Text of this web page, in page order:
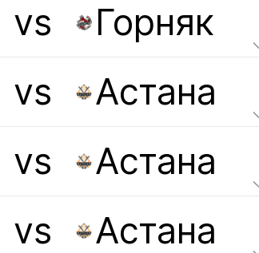
vs
Горняк
vs
Астана
vs
Астана
vs
Астана